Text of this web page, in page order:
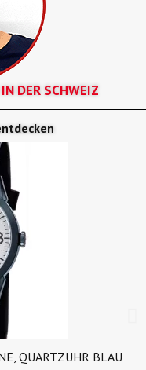
DER SCHWEIZ
QUARTZUHR BLAU